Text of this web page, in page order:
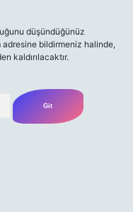
düşündüğünüz
adresine bildirmeniz halinde,
kaldırılacaktır.